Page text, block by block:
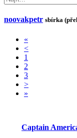
noovakpetr sbírka
«
<
1
2
3
>
»
Captain